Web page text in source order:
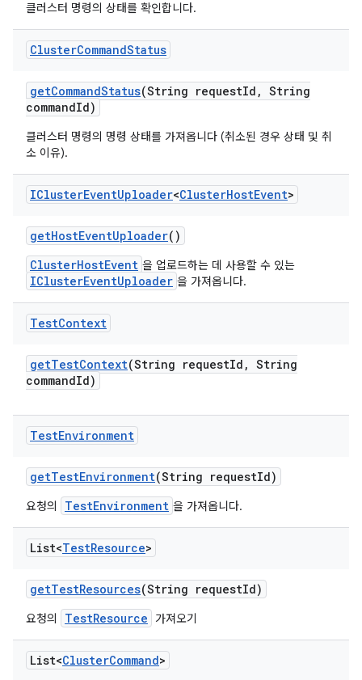
클러스터 명령의 상태를 확인합니다.
ClusterCommandStatus
getCommandStatus(String requestId , String
commandId)
클러스터 명령의 명령 상태를 가져옵니다 (취소된 경우 상태 및 취
소 이유).
IClusterEventUploader<ClusterHostEvent>
getHostEventUploader()
ClusterHostEvent 을 업로드하는 데 사용할 수 있는
IClusterEventUploader 을 가져옵니다.
TestContext
getTestContext(String requestId , String
commandId)
TestEnvironment
getTestEnvironment(String requestId)
요청의 TestEnvironment 을 가져옵니다.
List<TestResource>
getTestResources(String requestId)
요청의 TestResource 가져오기
List<ClusterCommand>